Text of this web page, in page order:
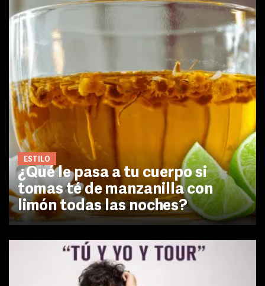
ESTILO
¿Qué le pasa a tu cuerpo si
tomas té de manzanilla con
limón todas las noches?